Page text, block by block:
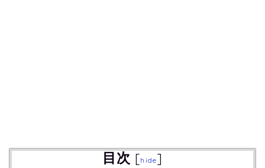
目次 [hide]